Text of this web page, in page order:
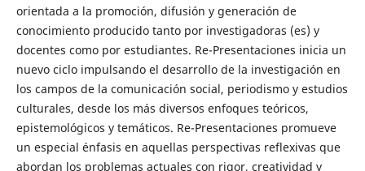
orientada a la promoción, difusión y generación de
conocimiento producido tanto por investigadoras (es) y
docentes como por estudiantes. Re-Presentaciones inicia un
nuevo ciclo impulsando el desarrollo de la investigación en
los campos de la comunicación social, periodismo y estudios
culturales, desde los más diversos enfoques teóricos,
epistemológicos y temáticos. Re-Presentaciones promueve
un especial énfasis en aquellas perspectivas reflexivas que
abordan los problemas actuales con rigor, creatividad y